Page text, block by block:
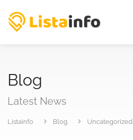
Blog
Latest News
Listainfo Blog Uncategorized